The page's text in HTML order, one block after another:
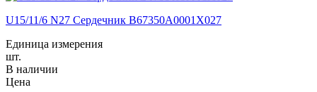
U15/11/6 N27 Сердечник B67350A0001X027
Единица измерения
шт.
В наличии
Цена